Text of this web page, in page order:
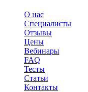
О нас
Специалисты
Отзывы
Цены
Вебинары
FAQ
Тесты
Статьи
Контакты